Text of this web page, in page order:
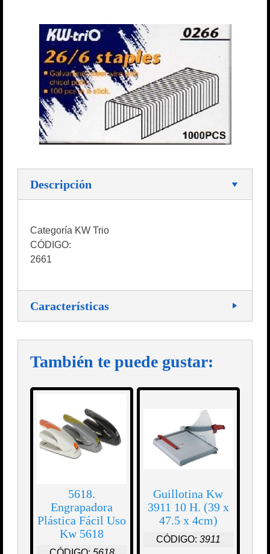
Descripción
Categoría KW Trio
CÓDIGO:
2661
Características
También te puede gustar:
5618.
Engrapadora
Plástica Fácil Uso
Kw 5618
Guillotina Kw
3911 10 H. (39 x
47.5 x 4cm)
CÓDIGO: 3911